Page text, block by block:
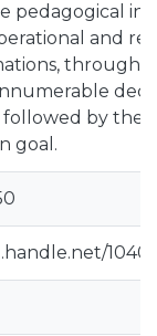
pedagogical
and
through
by the
goal.